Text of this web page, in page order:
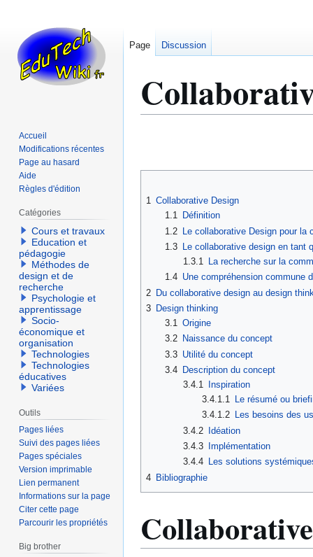
1 Collaborative Design
1.1
Définition
1.2
Le collaborative Design pour
1.3
Le collaborative design en tant
1.3.1 La recherche sur la
1.4 Une compréhension commune
2 Du collaborative design au design
3 Design thinking
3.1 Origine
3.2
Naissance du concept
3.3 Utilité du concept
3.4
Description du concept
3.4.1
Inspiration
3.4.1.1
Le résumé ou
3.4.1.2
Les besoins des
3.4.2 Idéation
3.4.3
Implémentation
3.4.4 Les solutions
4 Bibliographie
Page Discussion
Accueil
Modifications récentes
Page au hasard
Aide
Règles d'édition
Catégories
Cours et travaux
Education et
pédagogie
Méthodes de
design et de
recherche
Psychologie et
apprentissage
Socio-
économique et
organisation
Technologies
Technologies
éducatives
Variées
Outils
Pages liées
Suivi des pages liées
Pages spéciales
Version imprimable
Lien permanent
Informations sur la page
Citer cette page
Parcourir les propriétés
Big brother